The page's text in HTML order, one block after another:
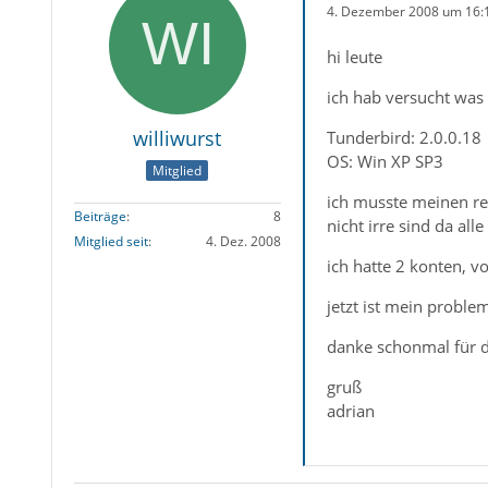
williwurst
Mitglied
Beiträge
8
Mitglied seit
4. Dez. 2008
4. Dezember 2008 um
hi leute
ich hab versucht
Tunderbird: 2.0.0.18
OS: Win XP SP3
ich musste meinen
nicht irre sind da
ich hatte 2 konten,
jetzt ist mein
danke schonmal für
gruß
adrian